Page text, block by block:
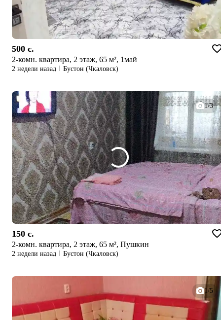
500 c.
2-комн. квартира, 2 этаж, 65 м², 1май
2 недели назад Бустон (Чкаловск)
1/3
150 c.
2-комн. квартира, 2 этаж, 65 м², Пушкин
2 недели назад Бустон (Чкаловск)
1/5